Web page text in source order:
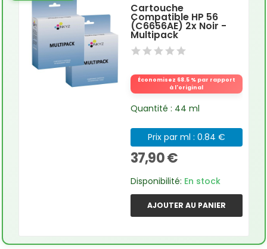
Cartouche
Compatible HP 56
(C6656AE) 2x Noir -
Multipack
Économisez 68.5 % par rapport
à l'original
Quantité : 44 ml
Prix par ml : 0.84 €
37,90 €
Disponibilité: En stock
AJOUTER AU PANIER